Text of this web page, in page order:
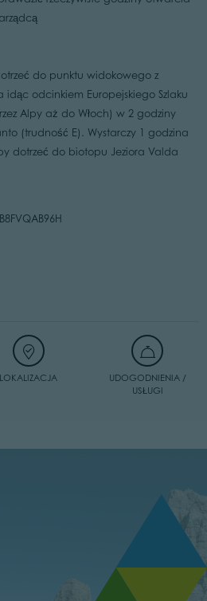
do punktu widokowego z
odcinkiem Europejskiego Szlaku
Alpy aż do Włoch) w 2 godziny
(trudność E). Wystarczy 1 godzina
dotrzeć do biotopu Jeziora Valda
LOKALIZACJA
UDOGODNIENIA /
USŁUGI